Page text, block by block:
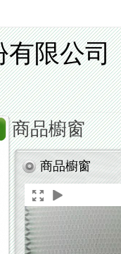
有限公司
商品櫥窗
商品櫥窗